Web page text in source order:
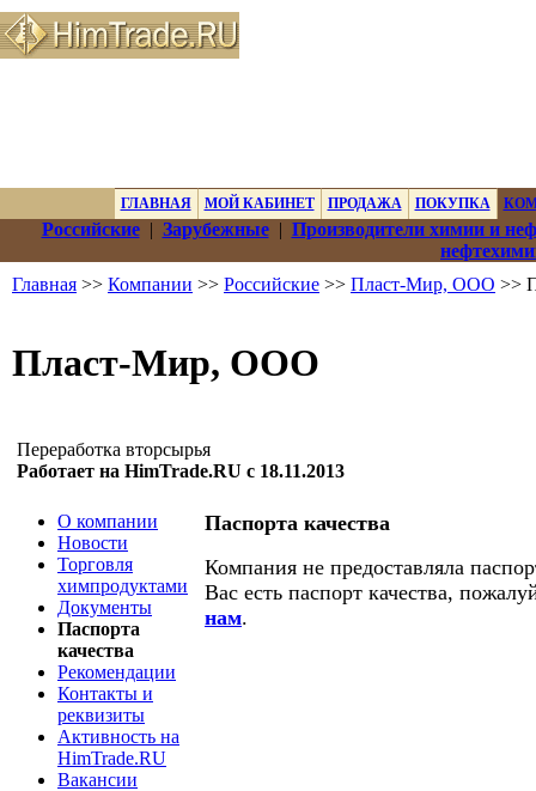
ГЛАВНАЯ МОЙ КАБИНЕТ ПРОДАЖА ПОКУПКА
Российские| Зарубежные| Производители химии и
Главная >> Компании >> Российские >> Пласт-Мир, ООО >>
Пласт-Мир, ООО
Переработка вторсырья
Работает на HimTrade.RU с 18.11.2013
О компании
Новости
Торговля
химпродуктами
Документы
Паспорта
качества
Рекомендации
Контакты и
реквизиты
Активность на
HimTrade.RU
Вакансии
Паспорта качества
Компания не предоставляла
Вас есть паспорт качества,
нам.